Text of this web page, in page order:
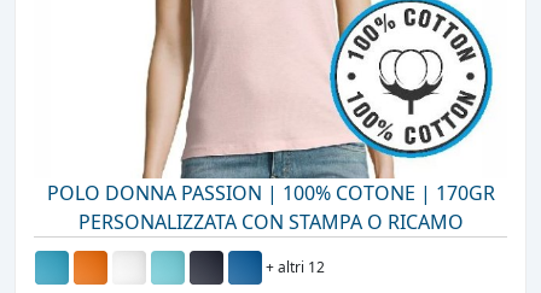
POLO DONNA PASSION | 100% COTONE | 170GR
PERSONALIZZATA CON STAMPA O RICAMO
+ altri 12